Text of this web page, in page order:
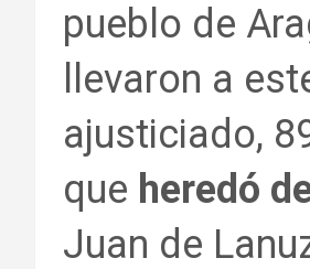
pueblo de
llevaron a
ajusticiado,
que heredó
Juan de